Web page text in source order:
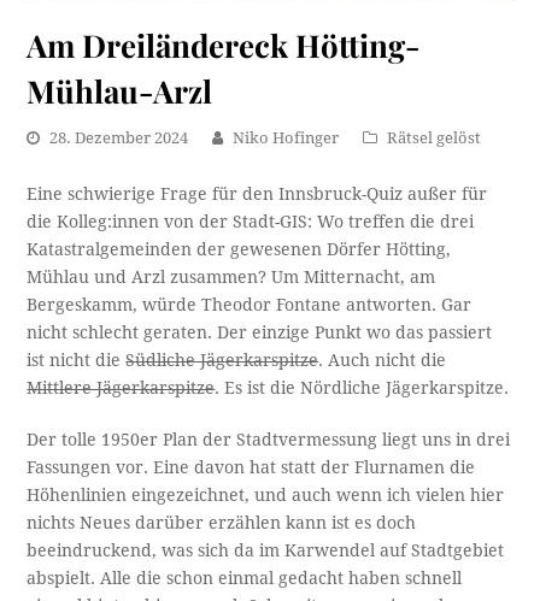
Am Dreiländereck Hötting-
Mühlau-Arzl
28. Dezember 2024 Niko Hofinger Rätsel gelöst
Eine schwierige Frage für den Innsbruck-Quiz außer für
die Kolleg:innen von der Stadt-GIS: Wo treffen die drei
Katastralgemeinden der gewesenen Dörfer Hötting,
Mühlau und Arzl zusammen? Um Mitternacht, am
Bergeskamm, würde Theodor Fontane antworten. Gar
nicht schlecht geraten. Der einzige Punkt wo das passiert
ist nicht dieSüdliche Jägerkarspitze. Auch nicht die
Mittlere Jägerkarspitze. Es ist die Nördliche Jägerkarspitze.
Der tolle 1950er Plan der Stadtvermessung liegt uns in drei
Fassungen vor. Eine davon hat statt der Flurnamen die
Höhenlinien eingezeichnet, und auch wenn ich vielen hier
nichts Neues darüber erzählen kann ist es doch
beeindruckend, was sich da im Karwendel auf Stadtgebiet
abspielt. Alle die schon einmal gedacht haben schnell